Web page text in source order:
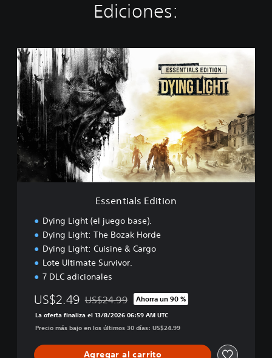
Ediciones:
E
s
s
e
n
t
i
a
s
E
d
Essentials Edition
Dying Light (el juego base).
Dying Light: The Bozak Horde
Dying Light: Cuisine & Cargo
Lote Ultimate Survivor.
7 DLC adicionales
US$2.49 Rebajado del precio original de US$24.99
US$24.99 Ahorra un 90 %
La oferta finaliza el 13/8/2026 06:59 AM UTC
Precio más bajo en los últimos 30 días: US$24.99
Agregar al carrito